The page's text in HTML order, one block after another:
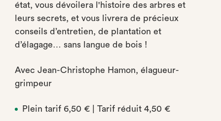
état, vous dévoilera l'histoire des arbres et
leurs secrets, et vous livrera de précieux
conseils d’entretien, de plantation et
d’élagage… sans langue de bois !
Avec Jean-Christophe Hamon, élagueur-
grimpeur
Plein tarif 6,50 € | Tarif réduit 4,50 €